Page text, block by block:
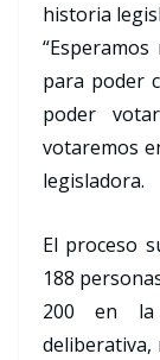
historia
para poder
poder
votaremos
legisladora.
El proceso
188
200 en la
deliberativa,